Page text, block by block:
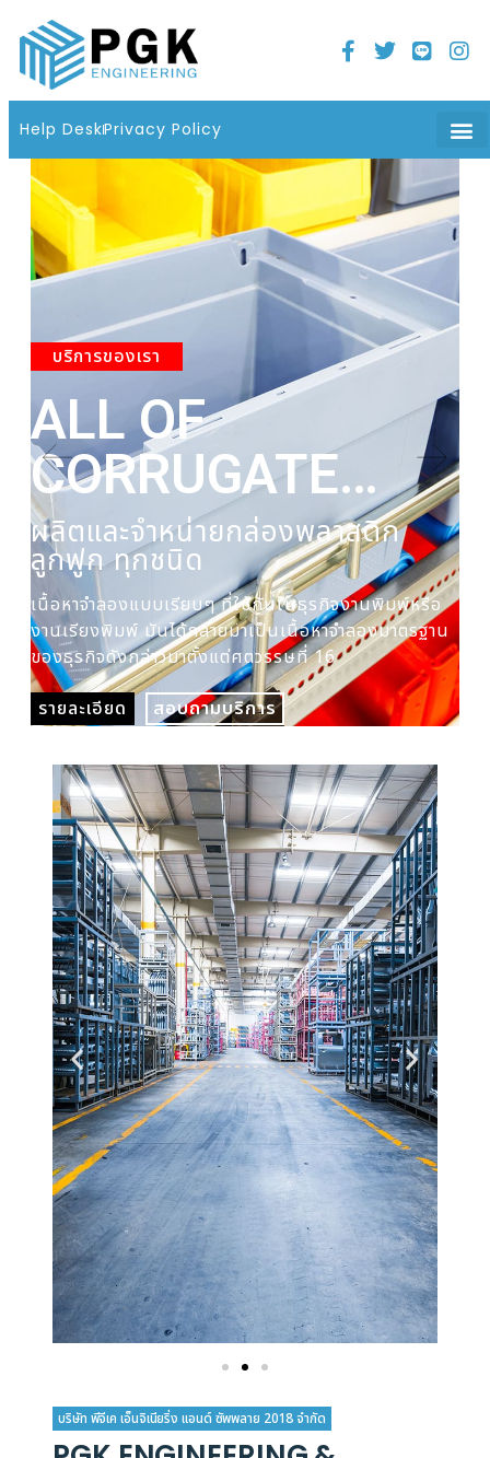
Help DeskPrivacy Policy
Home
21 มิถุนายน 2022
บริการของเรา
ALL OF
CORRUGATE
PLASTIC BOX
ผลิตและจำหน่ายกล่องพลาสติก
ลูกฟูก ทุกชนิด
เนื้อหาจำลองแบบเรียบๆ ที่ใช้กันในธุรกิจงานพิมพ์หรือ
งานเรียงพิมพ์ มันได้กลายมาเป็นเนื้อหาจำลองมาตรฐาน
ของธุรกิจดังกล่าวมาตั้งแต่ศตวรรษที่ 16
รายละเอียด
สอบถามบริการ
บริษัท พีจีเค เอ็นจิเนียริ่ง แอนด์ ซัพพลาย 2018 จำกัด